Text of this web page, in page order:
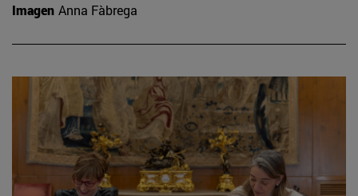
Imagen Anna Fàbrega